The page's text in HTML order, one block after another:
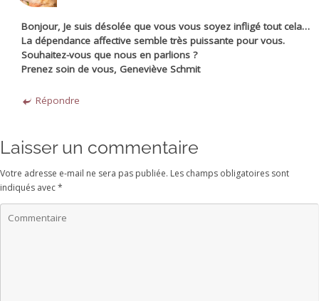
Bonjour, Je suis désolée que vous vous soyez infligé tout cela…
La dépendance affective semble très puissante pour vous.
Souhaitez-vous que nous en parlions ?
Prenez soin de vous, Geneviève Schmit
Répondre
Laisser un commentaire
Votre adresse e-mail ne sera pas publiée. Les champs obligatoires sont
indiqués avec*